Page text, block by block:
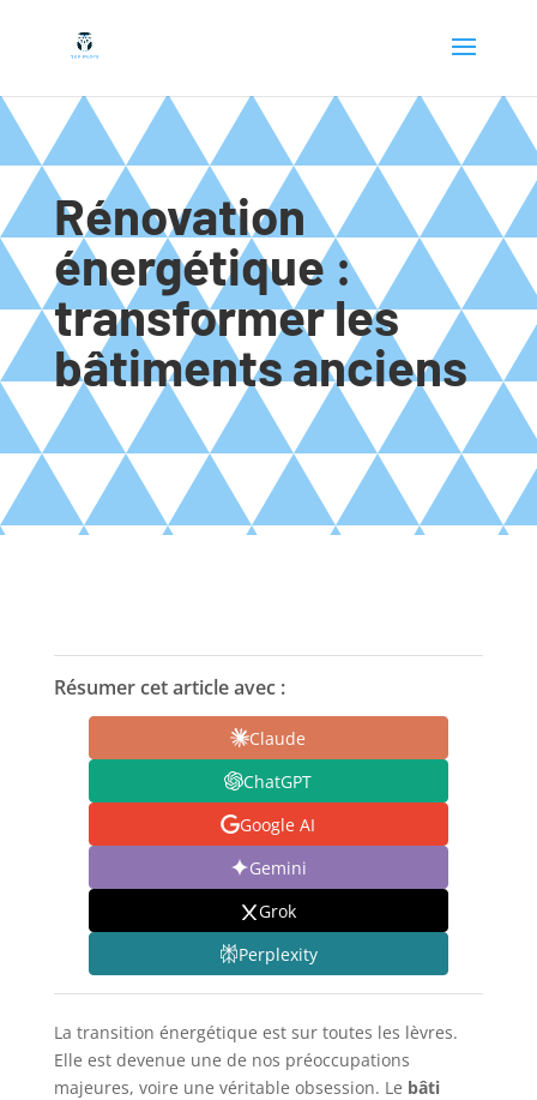
Rénovation
énergétique :
transformer les
bâtiments anciens
Résumer cet article avec :
Claude
ChatGPT
Google AI
Gemini
Grok
Perplexity
La transition énergétique est sur toutes les lèvres.
Elle est devenue une de nos préoccupations
majeures, voire une véritable obsession. Le bâti